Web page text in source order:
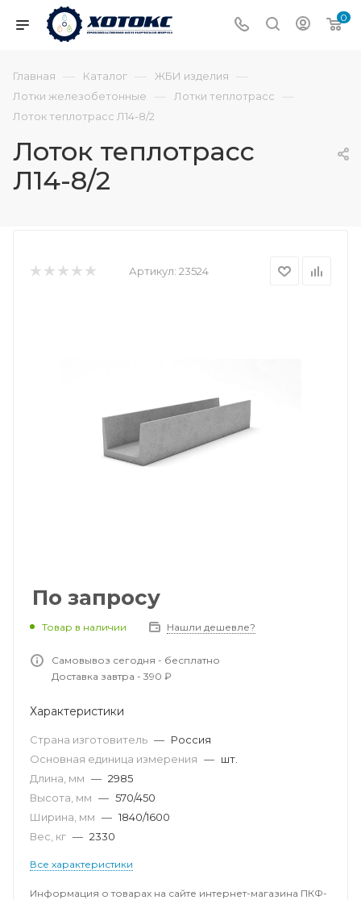
0
Главная — Каталог — ЖБИ изделия —
Лотки железобетонные — Лотки теплотрасс —
Лоток теплотрасс Л14-8/2
Лоток теплотрасс
Л14-8/2
Артикул: 23524
По запросу
Товар в наличии Нашли дешевле?
Самовывоз сегодня - бесплатно
Доставка завтра - 390 ₽
Характеристики
Страна изготовитель — Россия
Основная единица измерения — шт.
Длина, мм — 2985
Высота, мм — 570/450
Ширина, мм — 1840/1600
Вес, кг — 2330
Все характеристики
Информация о товарах на сайте интернет-магазина ПКФ-